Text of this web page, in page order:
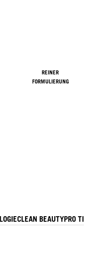
REINER
FORMULIERUNG
CLEAN BEAUTYPRO TIPP